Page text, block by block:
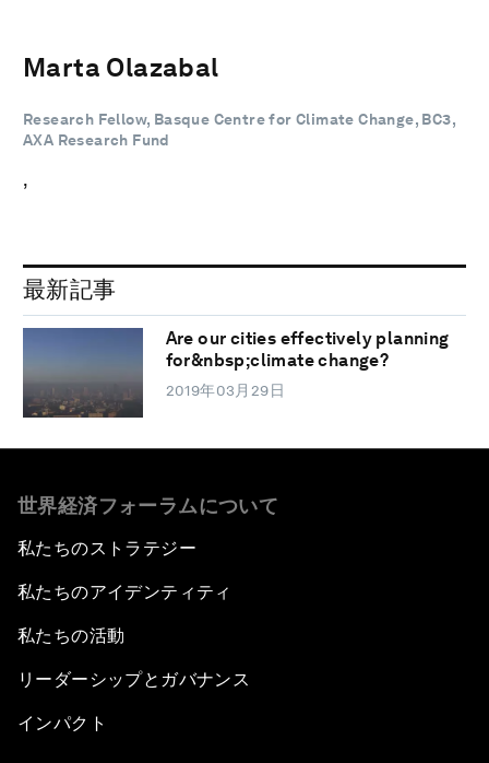
Marta Olazabal
Research Fellow, Basque Centre for Climate Change, BC3,
AXA Research Fund
,
最新記事
Are our cities effectively planning
for&nbsp;climate change?
2019年03月29日
世界経済フォーラムについて
私たちのストラテジー
私たちのアイデンティティ
私たちの活動
リーダーシップとガバナンス
インパクト